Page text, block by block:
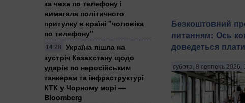
за чеха по телефону і
вимагала політичного
притулку в країні "чоловіка
по телефону"
14:28
Україна пішла на
зустріч Казахстану щодо
ударів по неросійським
танкерам та інфраструктурі
КТК у Чорному морі —
Bloomberg
Безкоштовний
питанням: Ось
доведеться
субота, 8 серпень 2026,